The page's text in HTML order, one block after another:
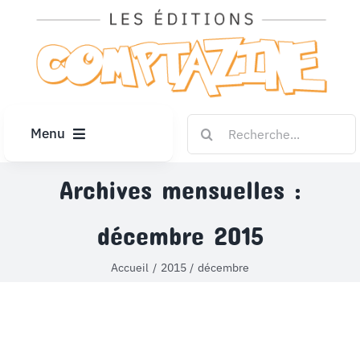
contenu
Menu
ACCUEILArchives mensuelles :
décembre 2015
Accueil 2015 décembre